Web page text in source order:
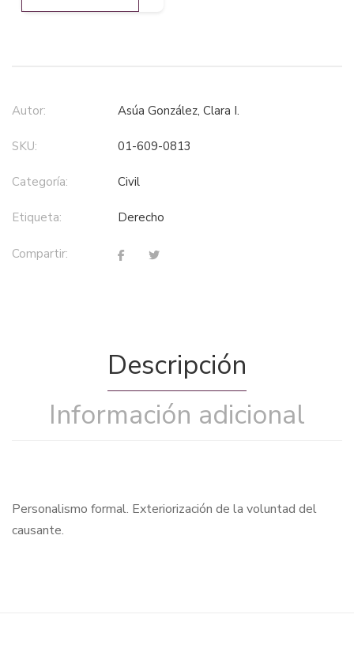
Autor: Asúa González, Clara I.
SKU: 01-609-0813
Categoría: civil
Etiqueta: derecho
Compartir:
Descripción
Información adicional
Personalismo formal. Exteriorización de la voluntad del
causante.